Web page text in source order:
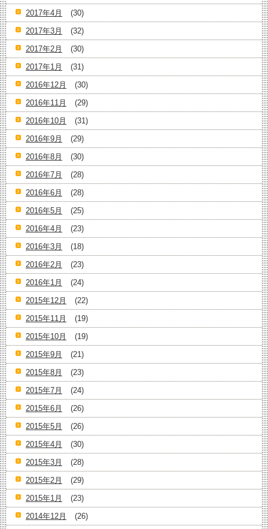
2017年4月
(30)
2017年3月
(32)
2017年2月
(30)
2017年1月
(31)
2016年12月
(30)
2016年11月
(29)
2016年10月
(31)
2016年9月
(29)
2016年8月
(30)
2016年7月
(28)
2016年6月
(28)
2016年5月
(25)
2016年4月
(23)
2016年3月
(18)
2016年2月
(23)
2016年1月
(24)
2015年12月
(22)
2015年11月
(19)
2015年10月
(19)
2015年9月
(21)
2015年8月
(23)
2015年7月
(24)
2015年6月
(26)
2015年5月
(26)
2015年4月
(30)
2015年3月
(28)
2015年2月
(29)
2015年1月
(23)
2014年12月
(26)